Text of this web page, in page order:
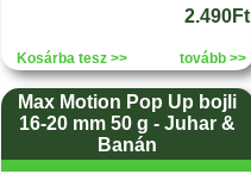
2.490Ft
Kosárba tesz >> tovább >>
Max Motion Pop Up bojli
16-20 mm 50 g - Juhar &
Banán